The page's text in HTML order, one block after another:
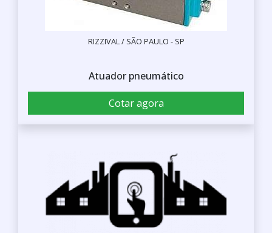
RIZZIVAL / SÃO PAULO - SP
Atuador pneumático
Cotar agora